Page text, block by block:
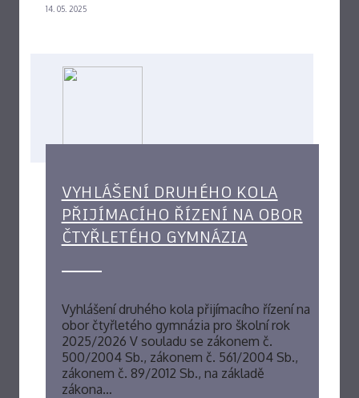
14. 05. 2025
VYHLÁŠENÍ DRUHÉHO KOLA
PŘIJÍMACÍHO ŘÍZENÍ NA OBOR
ČTYŘLETÉHO GYMNÁZIA
Vyhlášení druhého kola přijímacího řízení na
obor čtyřletého gymnázia pro školní rok
2025/2026 V souladu se zákonem č.
500/2004 Sb., zákonem č. 561/2004 Sb.,
zákonem č. 89/2012 Sb., na základě
zákona…